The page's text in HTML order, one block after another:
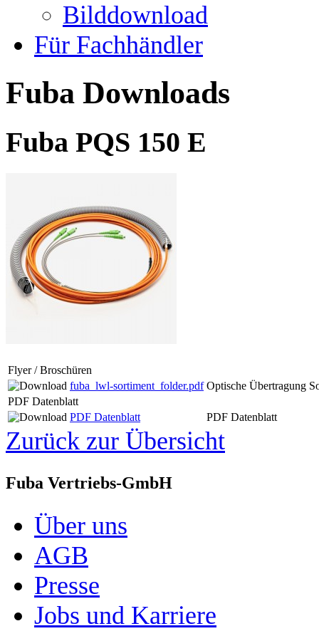
Bilddownload
Für Fachhändler
Fuba Downloads
Fuba PQS 150 E
Flyer / Broschüren
fuba_lwl-sortiment_folder.pdf Optische Übertragung
PDF Datenblatt
PDF Datenblatt
PDF Datenblatt
Zurück zur Übersicht
Fuba Vertriebs-GmbH
Über uns
AGB
Presse
Jobs und Karriere